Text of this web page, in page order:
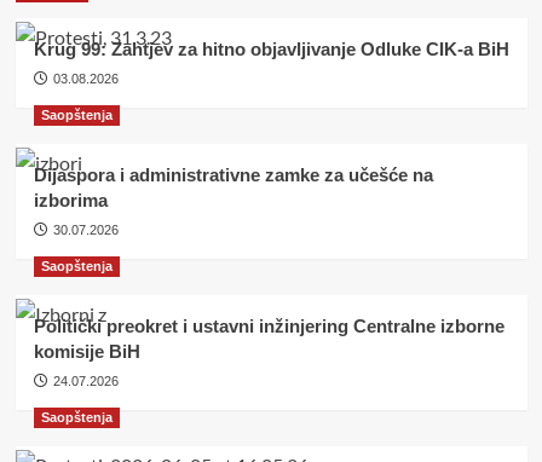
Krug 99: Zahtjev za hitno objavljivanje Odluke CIK-a BiH
03.08.2026
Saopštenja
Dijaspora i administrativne zamke za učešće na
izborima
30.07.2026
Saopštenja
Politički preokret i ustavni inžinjering Centralne izborne
komisije BiH
24.07.2026
Saopštenja